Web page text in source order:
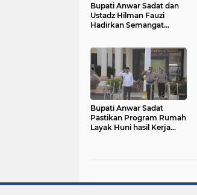
Bupati Anwar Sadat dan
Ustadz Hilman Fauzi
Hadirkan Semangat
Bupati Anwar Sadat
Pastikan Program Rumah
Layak Huni hasil Kerja